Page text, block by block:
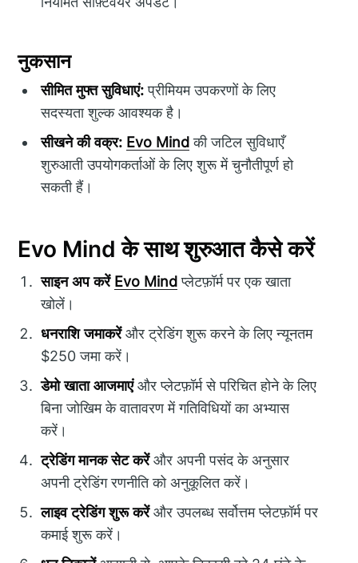
नुकसान
सीमित मुफ्त सुविधाएं:प्रीमियम उपकरणों के लिए
सदस्यता शुल्क आवश्यक है।
सीखने की वक्र: Evo Mind की जटिल सुविधाएँ
शुरुआती उपयोगकर्ताओं के लिए शुरू में चुनौतीपूर्ण हो
सकती हैं।
Evo Mind के साथ शुरुआत कैसे करें
साइन अप करें Evo Mindप्लेटफ़ॉर्म पर एक खाता
खोलें।
धनराशि जमाकरेंऔर ट्रेडिंग शुरू करने के लिए न्यूनतम
$250 जमा करें।
डेमो खाता आजमाएंऔर प्लेटफ़ॉर्म से परिचित होने के लिए
बिना जोखिम के वातावरण में गतिविधियों का अभ्यास
करें।
ट्रेडिंग मानक सेट करेंऔर अपनी पसंद के अनुसार
अपनी ट्रेडिंग रणनीति को अनुकूलित करें।
लाइव ट्रेडिंग शुरू करेंऔर उपलब्ध सर्वोत्तम प्लेटफ़ॉर्म पर
कमाई शुरू करें।